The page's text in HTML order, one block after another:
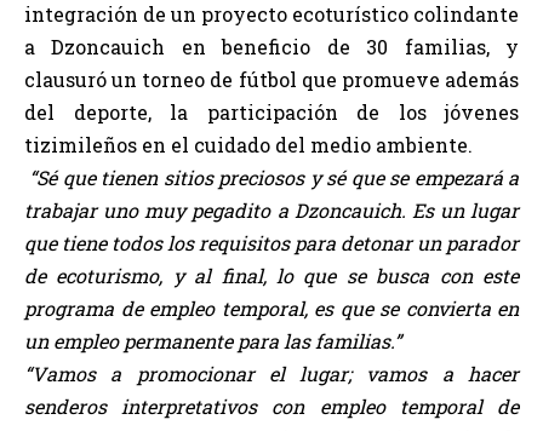
integración de un proyecto ecoturístico colindante
a Dzoncauich en beneficio de 30 familias, y
clausuró un torneo de fútbol que promueve además
del deporte, la participación de los jóvenes
tizimileños en el cuidado del medio ambiente.
“Sé que tienen sitios preciosos y sé que se empezará a
trabajar uno muy pegadito a Dzoncauich. Es un lugar
que tiene todos los requisitos para detonar un parador
de ecoturismo, y al final, lo que se busca con este
programa de empleo temporal, es que se convierta en
un empleo permanente para las familias.”
“Vamos a promocionar el lugar; vamos a hacer
senderos interpretativos con empleo temporal de